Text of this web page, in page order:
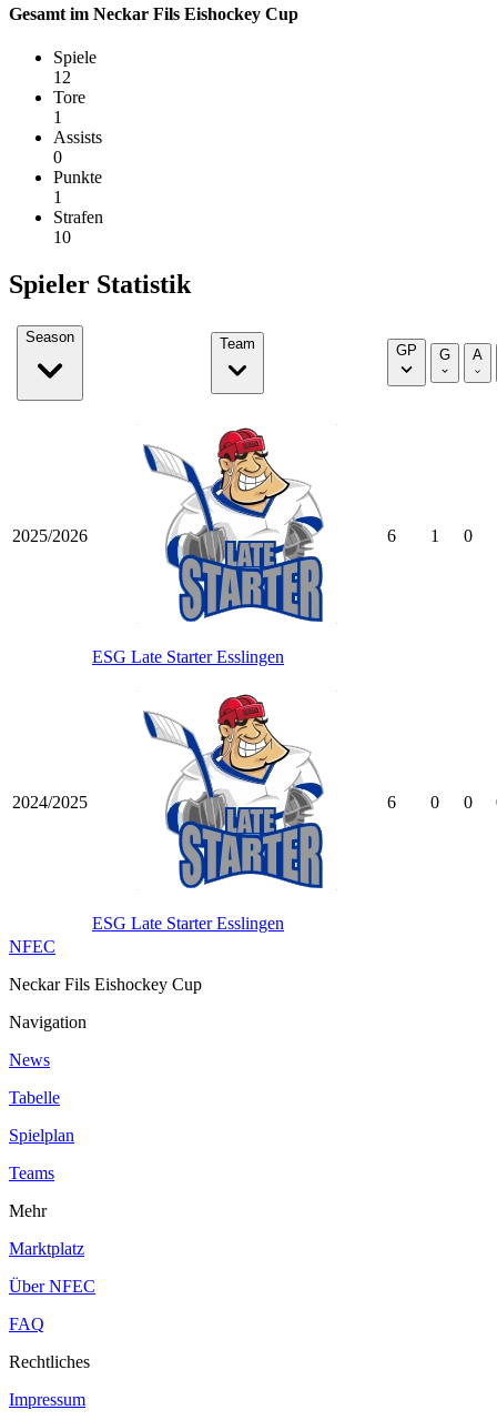
Gesamt im Neckar Fils Eishockey Cup
Spiele
12
Tore
1
Assists
0
Punkte
1
Strafen
10
Spieler Statistik
Season Team GP G A
2025/2026
ESG Late Starter Esslingen
6 1 0
2024/2025
ESG Late Starter Esslingen
6 0 0
NFEC
Neckar Fils Eishockey Cup
Navigation
News
Tabelle
Spielplan
Teams
Mehr
Marktplatz
Über NFEC
FAQ
Rechtliches
Impressum